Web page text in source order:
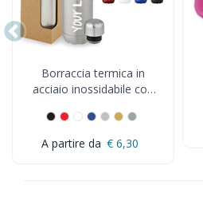
Borraccia termica in
acciaio inossidabile con
500 ml Cove
€ 6,30